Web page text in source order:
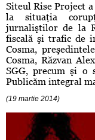
Siteul Rise Project
la situaţia
jurnaliştilor de la
fiscală şi trafic de
Cosma,
Cosma, Răzvan
SGG, precum şi o
Publicăm integral
(19 martie 2014)